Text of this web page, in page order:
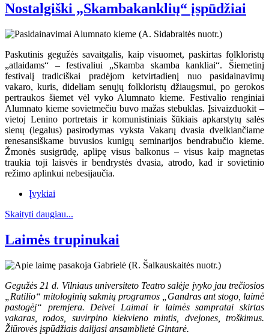
Nostalgiški „Skambakanklių“ įspūdžiai
Paskutinis gegužės savaitgalis, kaip visuomet, paskirtas folkloristų
„atlaidams“ – festivaliui „Skamba skamba kankliai“. Šiemetinį
festivalį tradiciškai pradėjom ketvirtadienį nuo pasidainavimų
vakaro, kuris, dideliam senųjų folkloristų džiaugsmui, po gerokos
pertraukos šiemet vėl vyko Alumnato kieme. Festivalio renginiai
Alumnato kieme sovietmečiu buvo mažas stebuklas. Įsivaizduokit –
vietoj Lenino portretais ir komunistiniais šūkiais apkarstytų salės
sienų (legalus) pasirodymas vyksta Vakarų dvasia dvelkiančiame
renesansiškame buvusios kunigų seminarijos bendrabučio kieme.
Žmonės susigrūdę, aplipę visus balkonus – visus kaip magnetas
traukia toji laisvės ir bendrystės dvasia, atrodo, kad ir sovietinio
režimo aplinkui nebesijaučia.
Įvykiai
Skaityti daugiau...
Laimės trupinukai
Gegužės 21 d. Vilniaus universiteto Teatro salėje įvyko jau trečiosios
„Ratilio“ mitologinių sakmių programos „Gandras ant stogo, laimė
pastogėj“ premjera. Deivei Laimai ir laimės sampratai skirtas
vakaras, rodos, suvirpino kiekvieno mintis, dvejones, troškimus.
Žiūrovės įspūdžiais dalijasi ansamblietė Gintarė.